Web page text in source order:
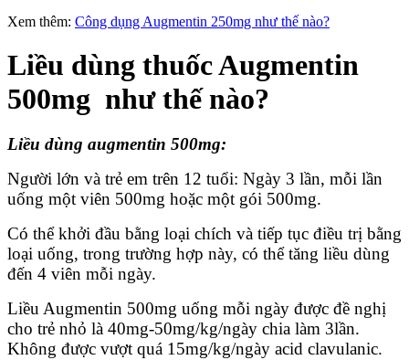
Xem thêm: Công dụng Augmentin 250mg như thế nào?
Liều dùng thuốc Augmentin
500mg như thế nào?
Liều dùng augmentin 500mg:
Người lớn và trẻ em trên 12 tuổi: Ngày 3 lần, mỗi lần
uống một viên 500mg hoặc một gói 500mg.
Có thể khởi đầu bằng loại chích và tiếp tục điều trị bằng
loại uống, trong trường hợp này, có thể tăng liều dùng
đến 4 viên mỗi ngày.
Liều Augmentin 500mg uống mỗi ngày được đề nghị
cho trẻ nhỏ là 40mg-50mg/kg/ngày chia làm 3lần.
Không được vượt quá 15mg/kg/ngày acid clavulanic.